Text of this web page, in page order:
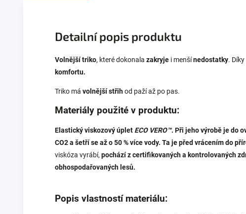
Detailní popis produktu
Volnější triko, které dokonala zakryje i menšínedostatky.
komfortu.
Triko má volnější střihod paží až po pas.
Materiály použité v produktu:
Elastický viskozový úplet ECO VERO™. Při jeho výrobě je do
CO2 a šetří se až o 50 % více vody. Ta je před vrácením do
viskóza vyrábí, pochází z certifikovaných a kontrolovaných
obhospodařovaných lesů.
Popis vlastností materiálu: